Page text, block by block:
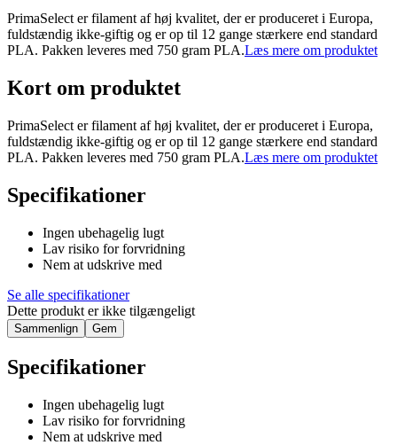
PrimaSelect er filament af høj kvalitet, der er produceret i Europa,
fuldstændig ikke-giftig og er op til 12 gange stærkere end standard
PLA. Pakken leveres med 750 gram PLA.Læs mere om produktet
Kort om produktet
PrimaSelect er filament af høj kvalitet, der er produceret i Europa,
fuldstændig ikke-giftig og er op til 12 gange stærkere end standard
PLA. Pakken leveres med 750 gram PLA.Læs mere om produktet
Specifikationer
Ingen ubehagelig lugt
Lav risiko for forvridning
Nem at udskrive med
Se alle specifikationer
Dette produkt er ikke tilgængeligt
Sammenlign Gem
Specifikationer
Ingen ubehagelig lugt
Lav risiko for forvridning
Nem at udskrive med